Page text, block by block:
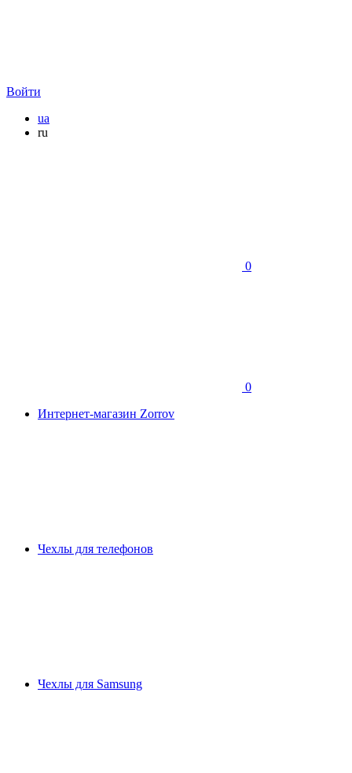
Войти
ua
ru
0
0
Интернет-магазин Zorrov
Чехлы для телефонов
Чехлы для Samsung